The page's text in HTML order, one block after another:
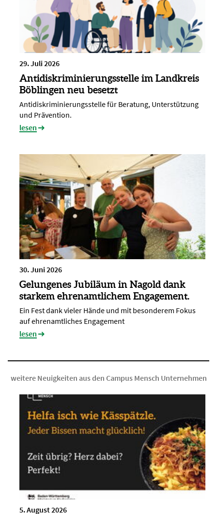
29. Juli 2026
Antidiskriminierungsstelle im Landkreis
Böblingen neu besetzt
Antidiskriminierungsstelle für Beratung, Unterstützung
und Prävention.
lesen
30. Juni 2026
Gelungenes Jubiläum in Nagold dank
starkem ehrenamtlichem Engagement.
Ein Fest dank vieler Hände und mit besonderem Fokus
auf ehrenamtliches Engagement
lesen
weitere Neuigkeiten aus den Campus Mensch Unternehmen
5. August 2026